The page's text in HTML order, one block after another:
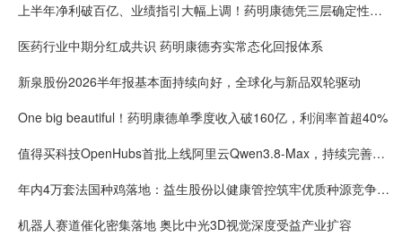
上半年净利破百亿、业绩指引大幅上调！药明康德凭三层确定性接住K型分化红利
医药行业中期分红成共识 药明康德夯实常态化回报体系
新泉股份2026半年报基本面持续向好，全球化与新品双轮驱动
One big beautiful！药明康德单季度收入破160亿，利润率首超40%
值得买科技OpenHubs首批上线阿里云Qwen3.8-Max，持续完善企业多模型服务
年内4万套法国种鸡落地：益生股份以健康管控筑牢优质种源竞争壁垒
机器人赛道催化密集落地 奥比中光3D视觉深度受益产业扩容